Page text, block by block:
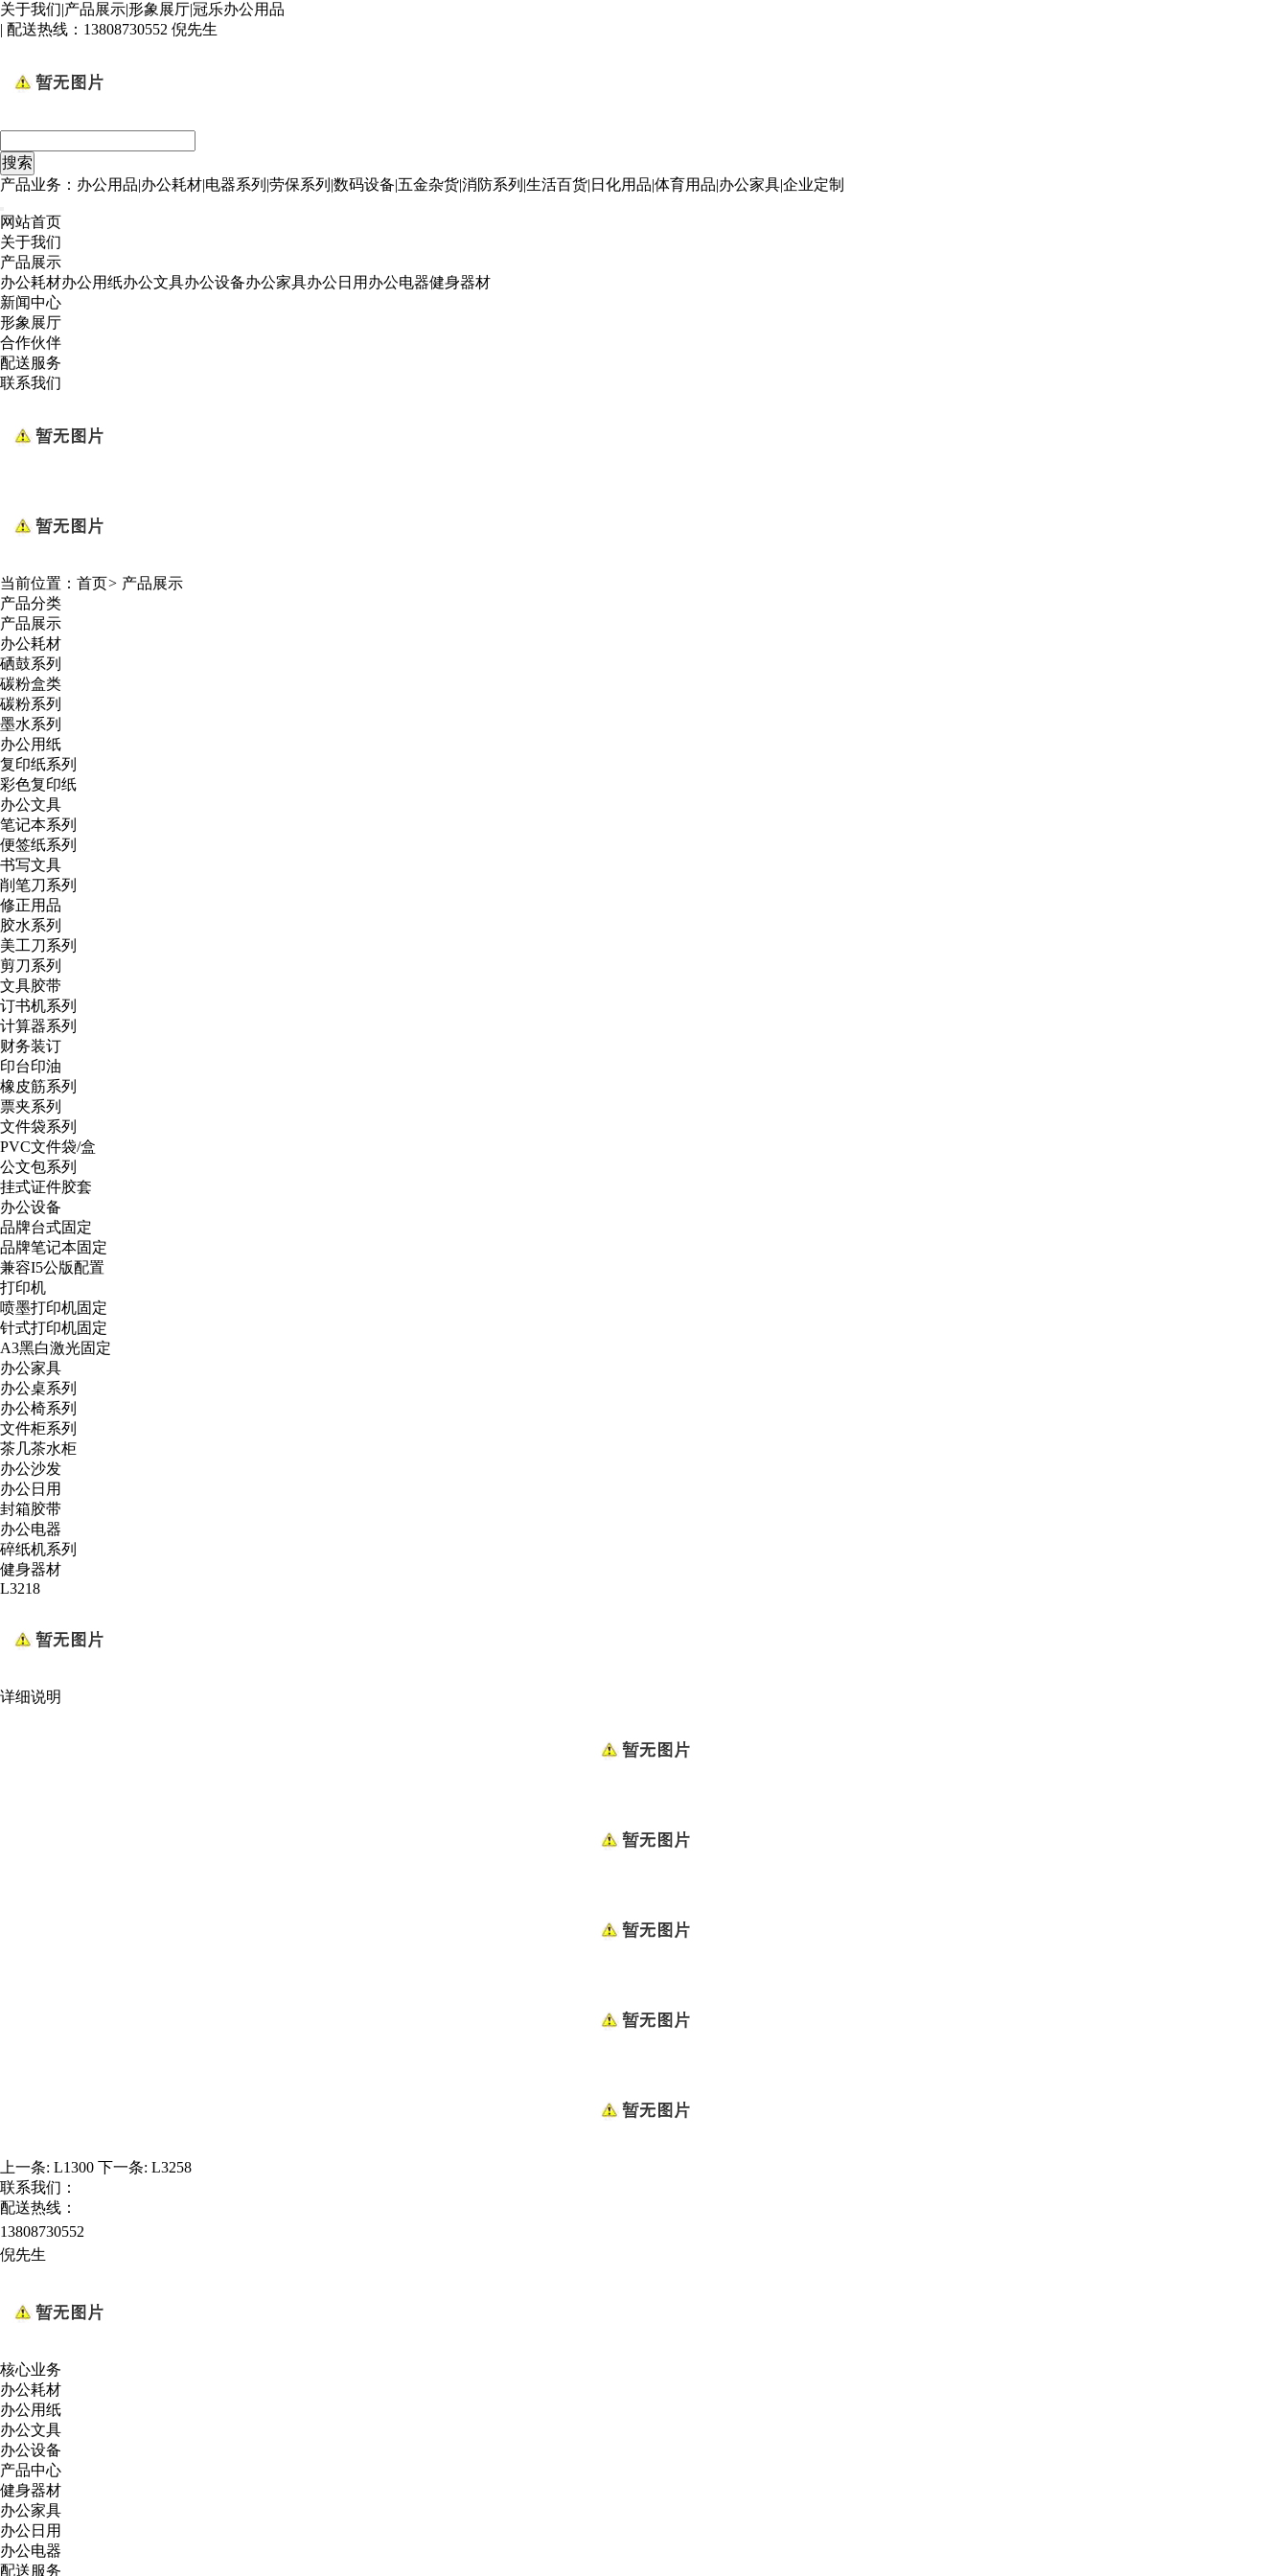
关于我们|产品展示|形象展厅|冠乐办公用品
| 配送热线： 13808730552 倪先生
产品业务：办公用品|办公耗材|电器系列|劳保系列|数码设备|五金杂货|消防系列|生活百货|日化用品|体育用品|办公家具|企业定制
网站首页
关于我们
产品展示
办公耗材办公用纸办公文具办公设备办公家具办公日用 办公电器健身器材
新闻中心
形象展厅
合作伙伴
配送服务
联系我们
当前位置： 首页> 产品展示
产品分类
产品展示
办公耗材
硒鼓系列
碳粉盒类
碳粉系列
墨水系列
办公用纸
复印纸系列
彩色复印纸
办公文具
笔记本系列
便签纸系列
书写文具
削笔刀系列
修正用品
胶水系列
美工刀系列
剪刀系列
文具胶带
订书机系列
计算器系列
财务装订
印台印油
橡皮筋系列
票夹系列
文件袋系列
PVC文件袋/盒
公文包系列
挂式证件胶套
办公设备
品牌台式固定
品牌笔记本固定
兼容I5公版配置
打印机
喷墨打印机固定
针式打印机固定
A3黑白激光固定
办公家具
办公桌系列
办公椅系列
文件柜系列
茶几茶水柜
办公沙发
办公日用
封箱胶带
办公电器
碎纸机系列
健身器材
L3218
详细说明
上一条: L1300 下一条: L3258
联系我们：
配送热线：
13808730552
倪先生
核心业务
办公耗材
办公用纸
办公文具
办公设备
产品中心
健身器材
办公家具
办公日用
办公电器
配送服务